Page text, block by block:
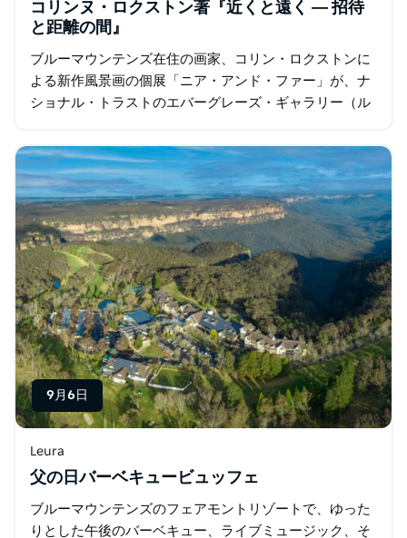
コリンヌ・ロクストン著『近くと遠く ― 招待
と距離の間』
ブルーマウンテンズ在住の画家、コリン・ロクストンに
よる新作風景画の個展「ニア・アンド・ファー」が、ナ
ショナル・トラストのエバーグレーズ・ギャラリー（ル
光…
9月6日
Leura
父の日バーベキュービュッフェ
ブルーマウンテンズのフェアモントリゾートで、ゆった
りとした午後のバーベキュー、ライブミュージック、そ